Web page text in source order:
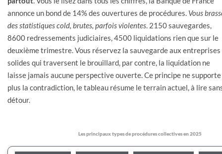
annonce un bond de 14% des ouvertures de procédures. Vous
des statistiques cold, brutes, parfois violentes. 2150 sauvegardes,
8600 redressements judiciaires, 4500 liquidations rien que sur le
deuxième trimestre. Vous réservez la sauvegarde aux entreprises
solides qui traversent le brouillard, par contre, la liquidation ne
laisse jamais aucune perspective ouverte. Ce principe ne supporte
plus la contradiction, le tableau résume le terrain actuel, à lire
détour.
Les principaux types de procédures collectives en 2025